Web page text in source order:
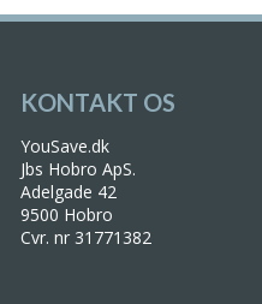
KONTAKT OS
YouSave.dk
Jbs Hobro ApS.
Adelgade 42
9500 Hobro
Cvr. nr 31771382